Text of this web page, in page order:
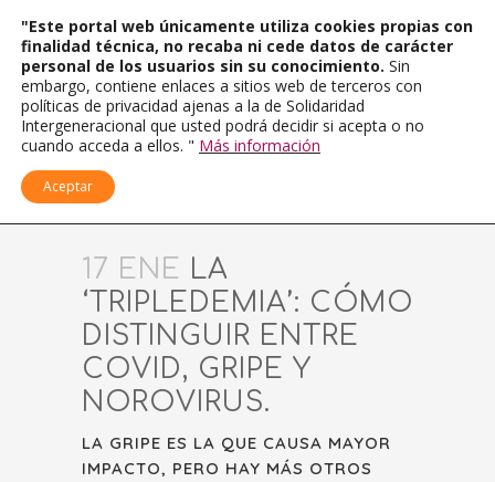
17 ENE LA
‘TRIPLEDEMIA’: CÓMO
DISTINGUIR ENTRE
COVID, GRIPE Y
NOROVIRUS.
LA GRIPE ES LA QUE CAUSA MAYOR
IMPACTO, PERO HAY MÁS OTROS
"Este portal web únicamente utiliza cookies propias con
finalidad técnica, no recaba ni cede datos de carácter
personal de los usuarios sin su conocimiento. Sin
embargo, contiene enlaces a sitios web de terceros con
políticas de privacidad ajenas a la de Solidaridad
Intergeneracional que usted podrá decidir si acepta o no
cuando acceda a ellos. " Más información
Aceptar